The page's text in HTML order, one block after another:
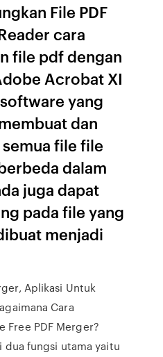
File PDF
cara
file pdf dengan
Acrobat XI
yang
dan
file file
dalam
juga dapat
pada file yang
menjadi
Aplikasi Untuk
Cara
Free PDF Merger?
fungsi utama yaitu